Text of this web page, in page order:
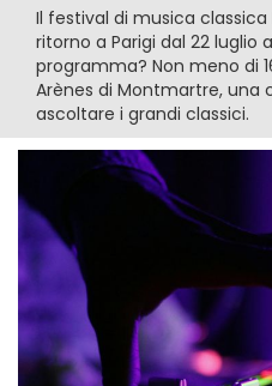
Il festival di musica classica
ritorno a Parigi dal 22 luglio
programma? Non meno di
Arènes di Montmartre, una
ascoltare i grandi classici.